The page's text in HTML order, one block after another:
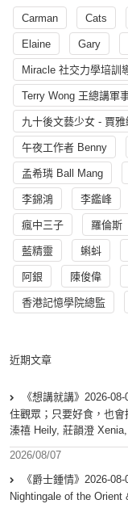
Carman Cats
Elaine Gary
Miracle 社交力學培訓
Terry Wong 王總講軍
九十後文藝少女 - 賈雅
午夜工作者 Benny
孟希璘 Ball Mang
李錦鴻 李鑑峰
瘋中三子 羅倫斯
藍精靈 蝌蚪
阿銀 陳俊偉
香港記憶學院總監
近期文章
《想講就講》2026-
住觀眾；只要好食，也
溱禧 Heily, 莊韻澄
2026/08/07
《爵士鍾情》2026-
Nightingale of the Orient